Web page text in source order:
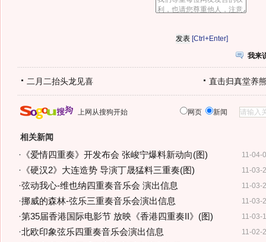
[Ctrl+Enter]
我来
二月二抬头龙见喜 直击归真堂养
上网从搜狗开始 网页 新闻
相关新闻
11-04-
· 《爱情四重奏》开发布会 张峻宁爆料新动向(图)
11-03-
· 《硬汉2》大连造势 导演丁晟猛料三重奏(图)
11-03-
·弦动我心-维也纳四重奏音乐会 演出信息
11-03-
·挪威的森林-弦乐三重奏音乐会演出信息
11-03-
·第35届香港国际电影节 放映《香港四重奏II》(图)
11-02-
·北欧印象弦乐四重奏音乐会演出信息